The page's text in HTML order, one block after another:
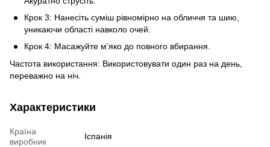
Крок 3: Нанесіть суміш рівномірно на обличчя та шию,
уникаючи області навколо очей.
Крок 4: Масажуйте м’яко до повного вбирання.
Частота використання: Використовувати один раз на день,
переважно на ніч.
Характеристики
Країна
виробник
Іспанія